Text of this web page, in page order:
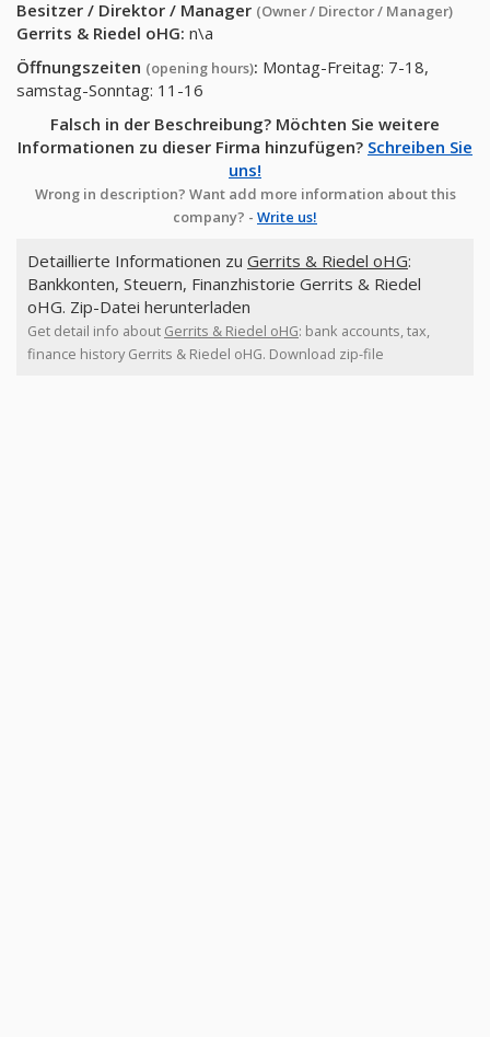
Besitzer / Direktor / Manager (Owner / Director / Manager)
Gerrits & Riedel oHG: n\a
Öffnungszeiten (opening hours): Montag-Freitag: 7-18,
samstag-Sonntag: 11-16
Falsch in der Beschreibung? Möchten Sie weitere
Informationen zu dieser Firma hinzufügen? Schreiben Sie
uns!
Wrong in description? Want add more information about this
company? - Write us!
Detaillierte Informationen zu Gerrits & Riedel oHG:
Bankkonten, Steuern, Finanzhistorie Gerrits & Riedel
oHG. Zip-Datei herunterladen
Get detail info about Gerrits & Riedel oHG: bank accounts, tax,
finance history Gerrits & Riedel oHG. Download zip-file